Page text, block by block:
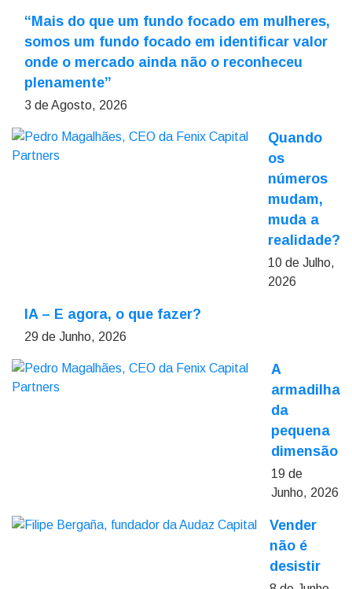
“Mais do que um fundo focado em mulheres,
somos um fundo focado em identificar valor
onde o mercado ainda não o reconheceu
plenamente”
3 de Agosto, 2026
Quando
os
números
mudam,
muda a
realidade?
10 de Julho,
2026
IA – E agora, o que fazer?
29 de Junho, 2026
A
armadilha
da
pequena
dimensão
19 de
Junho, 2026
Vender
não é
desistir